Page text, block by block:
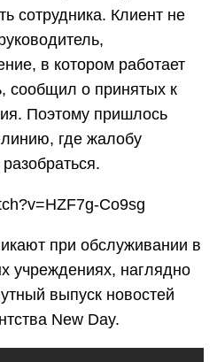
сотрудника. Клиент не
в котором работает
сообщил о принятых к
Поэтому пришлось
где жалобу
Co9sg
при обслуживании в
учреждениях, наглядно
выпуск новостей
New Day.